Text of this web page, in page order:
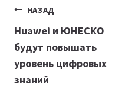
Навигация
по
записям
НАЗАД
Huawei и ЮНЕСКО
будут повышать
уровень цифровых
знаний